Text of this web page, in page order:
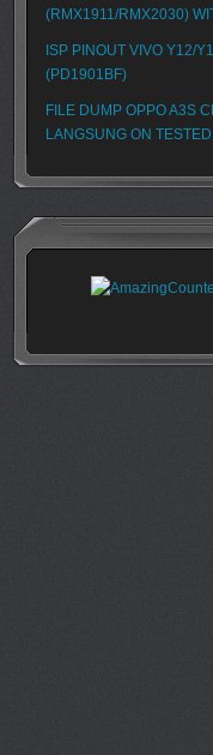
(RMX1911/RMX2030)
ISP PINOUT VIVO Y12/
(PD1901BF)
FILE DUMP OPPO A3S
LANGSUNG ON TESTED